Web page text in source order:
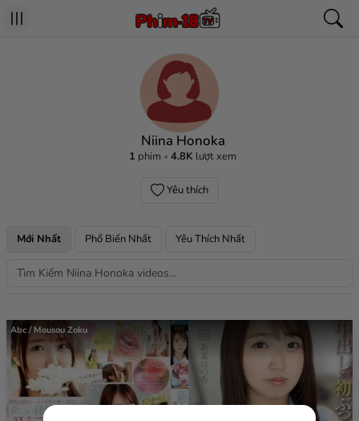
Niina Honoka
1 phim 4.8K lượt xem
Yêu thích
Mới Nhất Phổ Biến Nhất Yêu Thích Nhất
Abc / Mousou Zoku